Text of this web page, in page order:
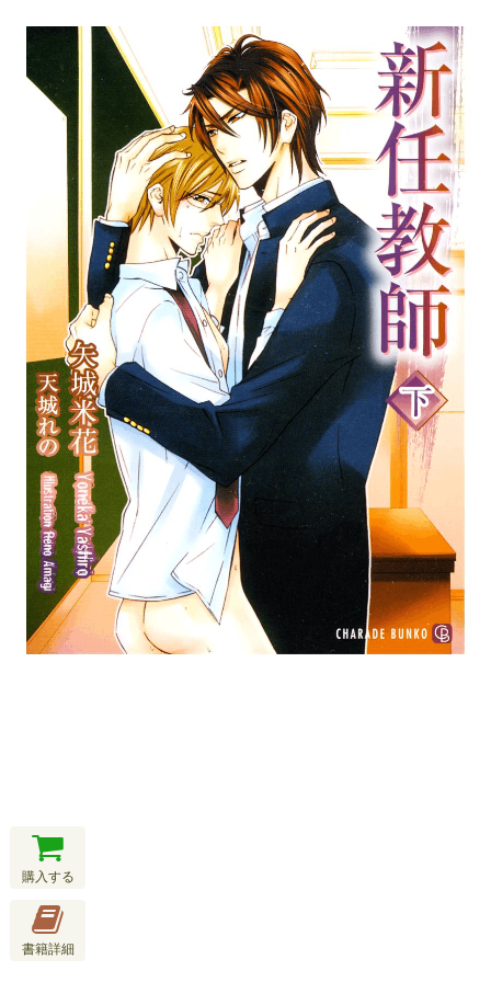
購入する
書籍詳細